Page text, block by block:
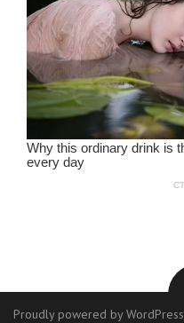
Proudly powered by WordPress